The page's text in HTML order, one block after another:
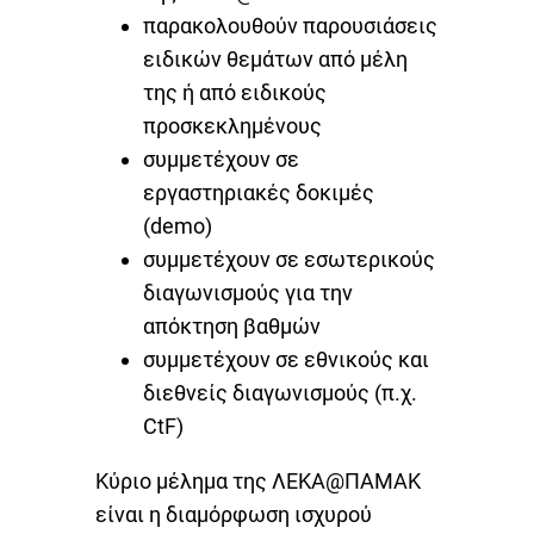
παρακολουθούν παρουσιάσεις
ειδικών θεμάτων από μέλη
της ή από ειδικούς
προσκεκλημένους
συμμετέχουν σε
εργαστηριακές δοκιμές
(demo)
συμμετέχουν σε εσωτερικούς
διαγωνισμούς για την
απόκτηση βαθμών
συμμετέχουν σε εθνικούς και
διεθνείς διαγωνισμούς (π.χ.
CtF)
Κύριο μέλημα της ΛΕΚΑ@ΠΑΜΑΚ
είναι η διαμόρφωση ισχυρού